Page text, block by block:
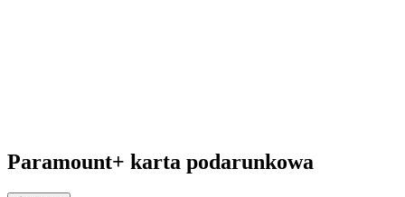
Paramount+ karta podarunkowa